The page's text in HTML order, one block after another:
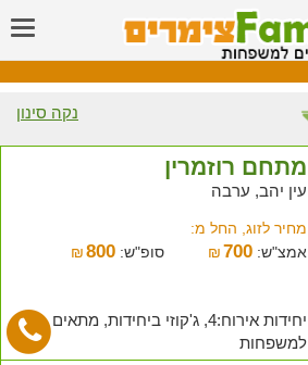
נקה סינון
מתחם רוזמרין
עין יהב, ערבה
מחיר לזוג, החל מ:
אמצ"ש:
₪700 סופ"ש: ₪ 800
יחידות אירוח:4, ג'קוזי ביחידות, מתאים
למשפחות